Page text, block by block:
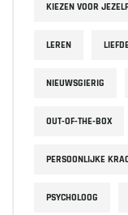
KIEZEN VOOR JEZELF
LEREN
NIEUWSGIERIG
OUT-OF-THE-BOX
PERSOONLIJKE
PSYCHOLOOG